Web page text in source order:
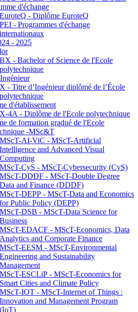
d'échange
EuroteQ - Diplôme EuroteQ
PEI - Programmes d'échange
internationaux
- 2025
BX - Bachelor of Science de l'Ecole
polytechnique
X - Titre d’Ingénieur diplômé de l’École
polytechnique
d'établissement
X-4A - Diplôme de l'Ecole polytechnique
de formation gradué de l'Ecole
-MSc&T
MScT-AI-ViC - MScT-Artificial
Intelligence and Advanced Visual
Computing
MScT-CyS - MScT-Cybersecurity (CyS)
MScT-DDDF - MScT-Double Degree
Data and Finance (DDDF)
MScT-DEPP - MScT-Data and Economics
for Public Policy (DEPP)
MScT-DSB - MScT-Data Science for
Business
MScT-EDACF - MScT-Economics, Data
Analytics and Corporate Finance
MScT-EESM - MScT-Environmental
Engineering and Sustainability
Management
MScT-ESCLiP - MScT-Economics for
Smart Cities and Climate Policy
MScT-IOT - MScT-Internet of Things :
Innovation and Management Program
(IoT)